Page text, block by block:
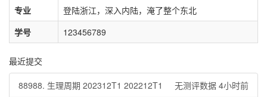
专业
登陆浙江，深入内陆，淹了整个东北
学号
123456789
最近提交
88988. 生理周期 202312T1 202212T1 无测评数据 4小时前